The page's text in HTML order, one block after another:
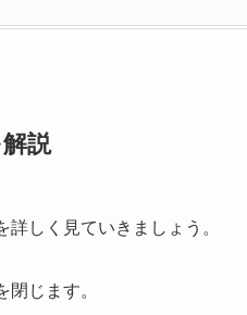
説
しく見ていきましょう。
じます。